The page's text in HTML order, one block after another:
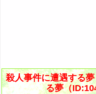
殺人事件に遭遇する
る夢（